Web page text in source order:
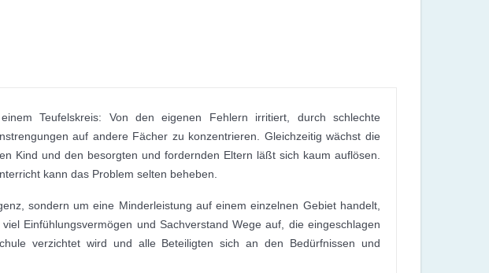
Teufelskreis: Von den eigenen Fehlern irritiert, durch schlechte
auf andere Fächer zu konzentrieren. Gleichzeitig wächst die
Kind und den besorgten und fordernden Eltern läßt sich kaum auflösen.
kann das Problem selten beheben.
sondern um eine Minderleistung auf einem einzelnen Gebiet handelt,
Einfühlungsvermögen und Sachverstand Wege auf, die eingeschlagen
verzichtet wird und alle Beteiligten sich an den Bedürfnissen und